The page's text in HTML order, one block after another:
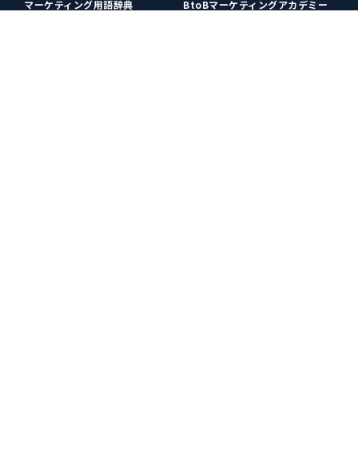
マーケティング用語辞典
BtoBマーケティングアカデミー